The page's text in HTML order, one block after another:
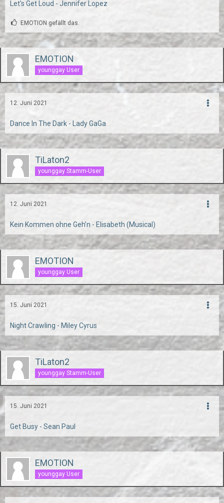
Let's Get Loud - Jennifer Lopez
EMOTION gefällt das.
EMOTION
younggay User
12. Juni 2021
Dance In The Dark - Lady GaGa
TiLaton2
younggay Stamm-User
12. Juni 2021
Kein Kommen ohne Geh’n - Elisabeth (Musical)
EMOTION
younggay User
15. Juni 2021
Night Crawling - Miley Cyrus
TiLaton2
younggay Stamm-User
15. Juni 2021
Get Busy - Sean Paul
EMOTION
younggay User